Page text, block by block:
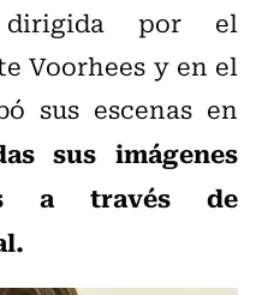
dirigida por el
Voorhees y en el
sus escenas en
sus imágenes
a través de